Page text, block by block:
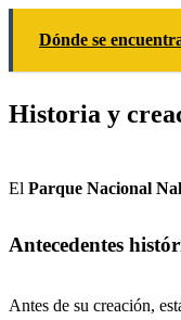
Dónde se
Historia y
El Parque Nacional
Antecedentes
Antes de su creación,